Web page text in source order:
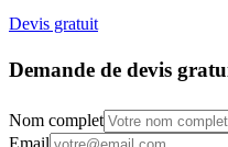
Devis gratuit
Demande de devis
Nom complet